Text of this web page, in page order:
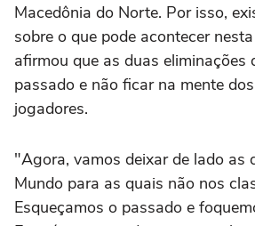
Macedônia do Norte. Por isso,
sobre o que pode acontecer
afirmou que as duas eliminações
passado e não ficar na mente
jogadores.
"Agora, vamos deixar de lado as
Mundo para as quais não nos
Esqueçamos o passado e